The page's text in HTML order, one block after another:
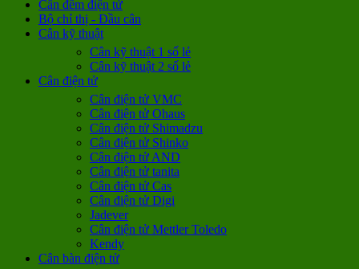
Cân đếm điện tử
Bộ chỉ thị - Đầu cân
Cân kỹ thuật
Cân kỹ thuật 1 số lẻ
Cân kỹ thuật 2 số lẻ
Cân điện tử
Cân điện tử VMC
Cân điện tử Ohaus
Cân điện tử Shimadzu
Cân điện tử Shinko
Cân điện tử AND
Cân điện tử tanita
Cân điện tử Cas
Cân điện tử Digi
Jadever
Cân điện tử Mettler Toledo
Kendy
Cân bàn điện tử